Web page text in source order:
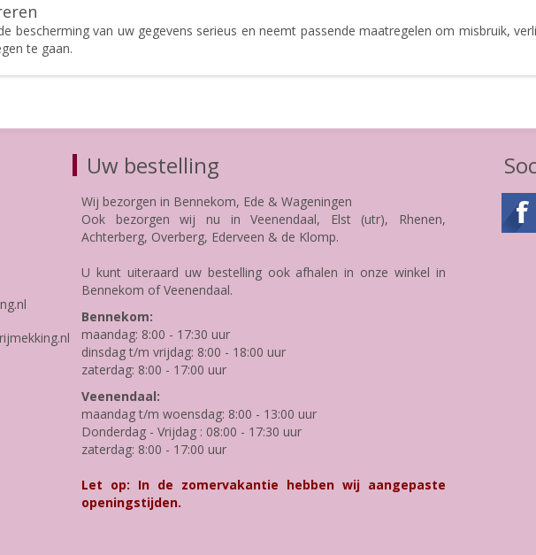
bescherming van uw gegevens serieus en neemt passende maatregelen om misbruik,
te gaan.
Uw bestelling
Wij bezorgen in Bennekom, Ede & Wageningen
Ook bezorgen wij nu in Veenendaal, Elst (utr), Rhenen,
Achterberg, Overberg, Ederveen & de Klomp.
U kunt uiteraard uw bestelling ook afhalen in onze winkel in
Bennekom of Veenendaal.
Bennekom:
maandag: 8:00 - 17:30 uur
dinsdag t/m vrijdag: 8:00 - 18:00 uur
zaterdag: 8:00 - 17:00 uur
Veenendaal:
maandag t/m woensdag: 8:00 - 13:00 uur
Donderdag - Vrijdag : 08:00 - 17:30 uur
zaterdag: 8:00 - 17:00 uur
Let op: In de zomervakantie hebben wij aangepaste
openingstijden.